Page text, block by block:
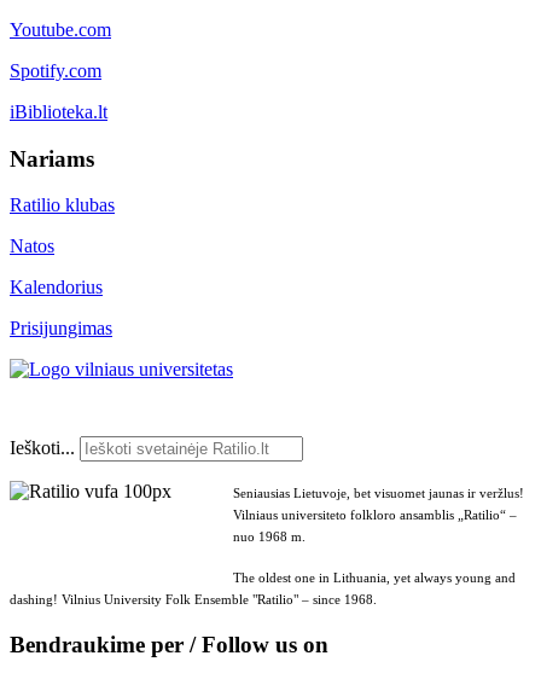
Youtube.com
Spotify.com
iBiblioteka.lt
Nariams
Ratilio klubas
Natos
Kalendorius
Prisijungimas
Ieškoti...
Seniausias Lietuvoje, bet visuomet jaunas ir veržlus!
Vilniaus universiteto folkloro ansamblis „Ratilio“ –
nuo 1968 m.
The oldest one in Lithuania, yet always young and
dashing! Vilnius University Folk Ensemble "Ratilio" – since 1968.
Bendraukime per / Follow us on